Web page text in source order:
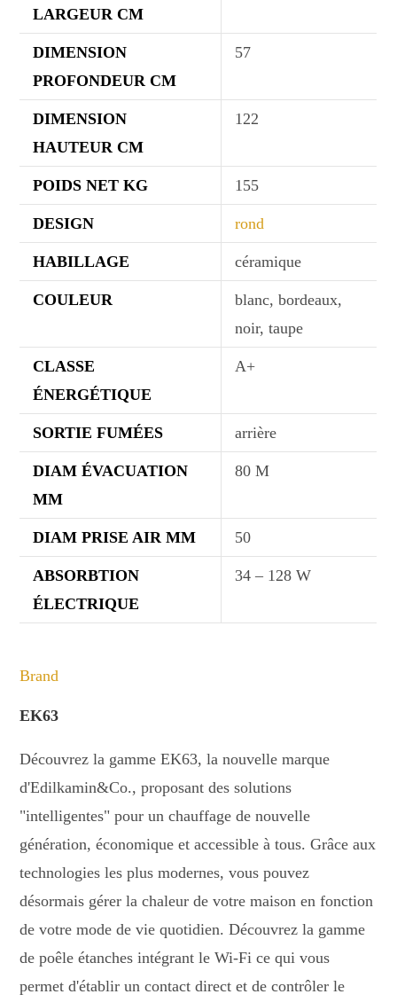
LARGEUR CM
DIMENSION
PROFONDEUR CM
57
DIMENSION
HAUTEUR CM
122
POIDS NET KG 155
DESIGN rond
HABILLAGE céramique
COULEUR
blanc, bordeaux,
noir, taupe
CLASSE
ÉNERGÉTIQUE
A+
SORTIE FUMÉES arrière
DIAM ÉVACUATION
MM
80 M
DIAM PRISE AIR MM 50
ABSORBTION
ÉLECTRIQUE
34 – 128 W
Brand
EK63
Découvrez la gamme EK63, la nouvelle marque
d'Edilkamin&Co., proposant des solutions
"intelligentes" pour un chauffage de nouvelle
génération, économique et accessible à tous. Grâce aux
technologies les plus modernes, vous pouvez
désormais gérer la chaleur de votre maison en fonction
de votre mode de vie quotidien. Découvrez la gamme
de poêle étanches intégrant le Wi-Fi ce qui vous
permet d'établir un contact direct et de contrôler le